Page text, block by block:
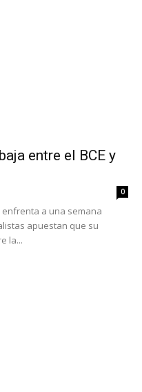
entre el BCE y
0
enfrenta a una semana
apuestan que su
la...